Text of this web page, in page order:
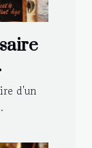
d'un